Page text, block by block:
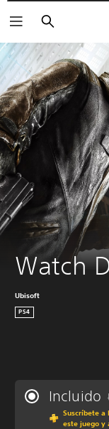
Buscar
Watch
Ubisoft
PS4
Incluido
Suscríbete a
este juego y